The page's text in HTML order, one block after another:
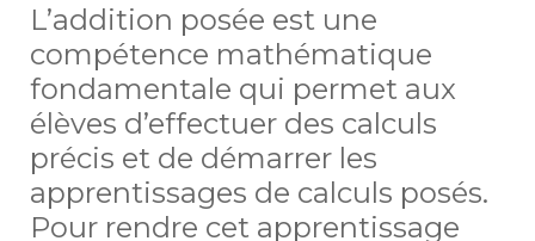
L’addition posée est une
compétence mathématique
fondamentale qui permet aux
élèves d’effectuer des calculs
précis et de démarrer les
apprentissages de calculs posés.
Pour rendre cet apprentissage